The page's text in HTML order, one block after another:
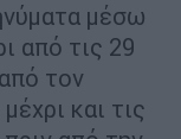
μέσω
από τις 29
τον
και τις